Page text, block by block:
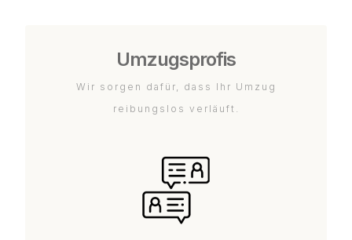
Umzugsprofis
Wir sorgen dafür, dass Ihr Umzug
reibungslos verläuft.